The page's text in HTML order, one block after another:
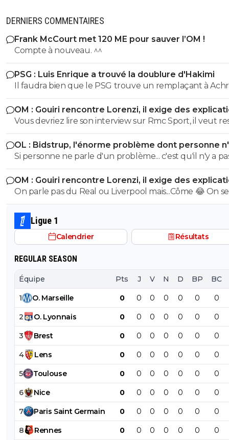
DERNIERS COMMENTAIRES
Frank McCourt met 120 ME pour sauver l’OM !
Compte à nouveau. ^^
PSG : Luis Enrique a trouvé la doublure d'Hakimi
Il faudra bien que le PSG trouve un remplaçant à
Hakimi... vu qu'il risque de se retrouver en prison pour
durant cette saison.
OM : Gouiri rencontre Lorenzi, il exige des
Vous devriez lire son interview sur Rmc Sport, il veut
l'OM et n'a pas l'intention de partir.
OL : Bidstrup, l'énorme problème dont personne
parler
Si personne ne parle d'un problème... c'est qu'il n'y a
problème. ^^
OM : Gouiri rencontre Lorenzi, il exige des
On parle pas du Real ou Liverpool mais...Côme 😂 On
mec qui souhaite absolument partir de ce club de
baltringue
Ligue 1
Calendrier Résultats
REGULAR SEASON
Équipe Pts J V N D BP BC
1 O. Marseille 0 0 0 0 0 0 0
2 O. Lyonnais 0 0 0 0 0 0 0
3 Brest 0 0 0 0 0 0 0
4 Lens 0 0 0 0 0 0 0
5 Toulouse 0 0 0 0 0 0 0
6 Nice 0 0 0 0 0 0 0
7 Paris Saint Germain 0 0 0 0 0 0 0
8 Rennes 0 0 0 0 0 0 0